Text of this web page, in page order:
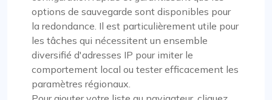
options de sauvegarde sont disponibles pour
la redondance. Il est particulièrement utile pour
les tâches qui nécessitent un ensemble
diversifié d'adresses IP pour imiter le
comportement local ou tester efficacement les
paramètres régionaux.